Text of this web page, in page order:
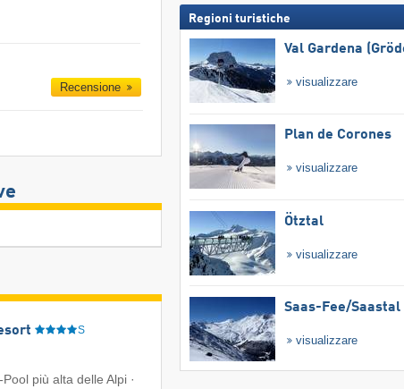
Recensione
S
più alta delle Alpi ·
Regioni turistiche
Val Gardena
visualizzare
Plan de Corones
visualizzare
Ötztal
visualizzare
Saas-Fee/​Saastal
visualizzare